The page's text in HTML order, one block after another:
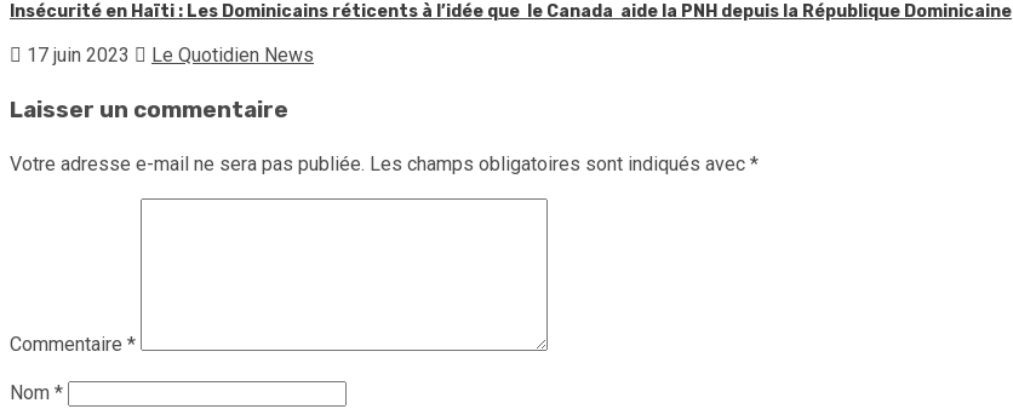
Insécurité en Haïti : Les Dominicains réticents à l’idée que le Canada aide la PNH depuis la République Dominicaine
17 juin 2023 Le Quotidien News
Laisser un commentaire
Votre adresse e-mail ne sera pas publiée. Les champs obligatoires sont indiqués avec *
Commentaire *
Nom *